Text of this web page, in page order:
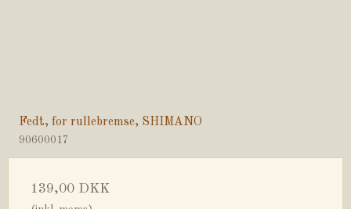
Fedt, for rullebremse, SHIMANO
90600017
139,00 DKK